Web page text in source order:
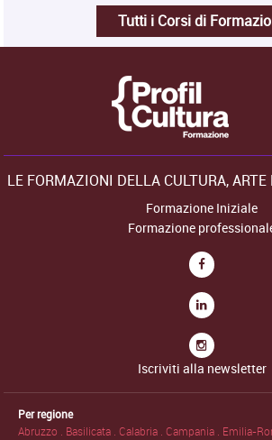
Tutti i Corsi di
LE FORMAZIONI DELLA CULTURA,
Formazione Iniziale
Formazione
Iscriviti alla newsletter
Per regione
Abruzzo . Basilicata .Calabria .Campania . Emilia-